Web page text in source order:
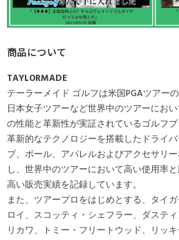
商品について
TAYLORMADE
テーラーメイド ゴルフは米国PGAツアー
日本女子ツアーなど世界中のツアーにお
の性能と革新性が実証されているゴルフブ
革新的なテクノロジーを搭載したドライ
ブ、ボール、アパレルおよびアクセサリ
し、世界中のツアーにおいて高い使用率
高い販売実績を記録しています。
また、ツアープロをはじめとする、タイ
ロイ、スコッティ・シェフラー、ダステ
リカワ、トミー・フリートウッド、リッ